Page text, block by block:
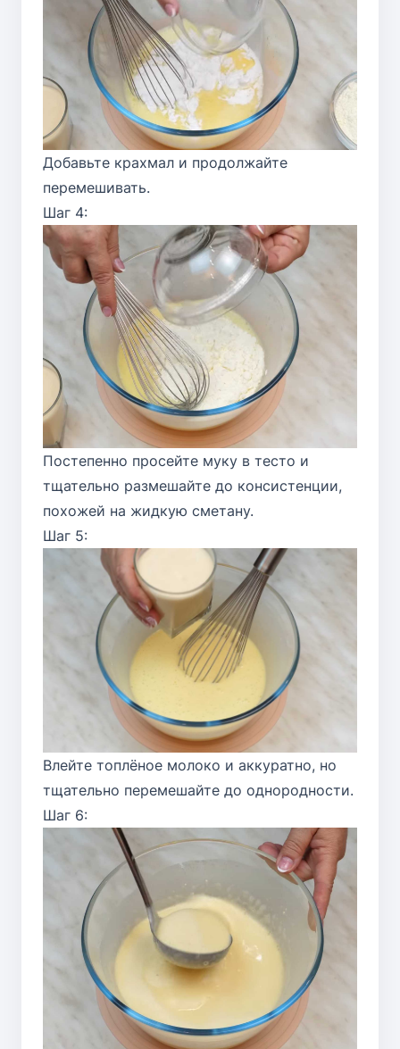
Добавьте крахмал и продолжайте
перемешивать.
Шаг 4:
Постепенно просейте муку в тесто и
тщательно размешайте до консистенции,
похожей на жидкую сметану.
Шаг 5:
Влейте топлёное молоко и аккуратно, но
тщательно перемешайте до однородности.
Шаг 6: